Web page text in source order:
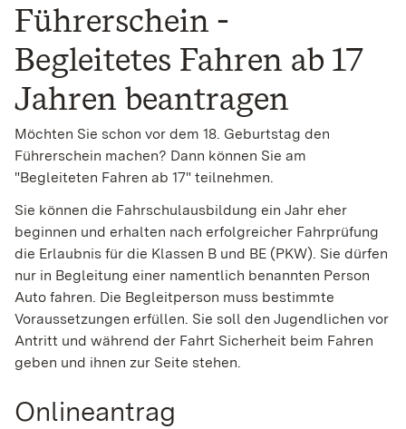
Führerschein -
Begleitetes Fahren ab 17
Jahren beantragen
Möchten Sie schon vor dem 18. Geburtstag den
Führerschein machen? Dann können Sie am
"Begleiteten Fahren ab 17" teilnehmen.
Sie können die Fahrschulausbildung ein Jahr eher
beginnen und erhalten nach erfolgreicher Fahrprüfung
die Erlaubnis für die Klassen B und BE (PKW). Sie dürfen
nur in Begleitung einer namentlich benannten Person
Auto fahren. Die Begleitperson muss bestimmte
Voraussetzungen erfüllen. Sie soll den Jugendlichen vor
Antritt und während der Fahrt Sicherheit beim Fahren
geben und ihnen zur Seite stehen.
Onlineantrag